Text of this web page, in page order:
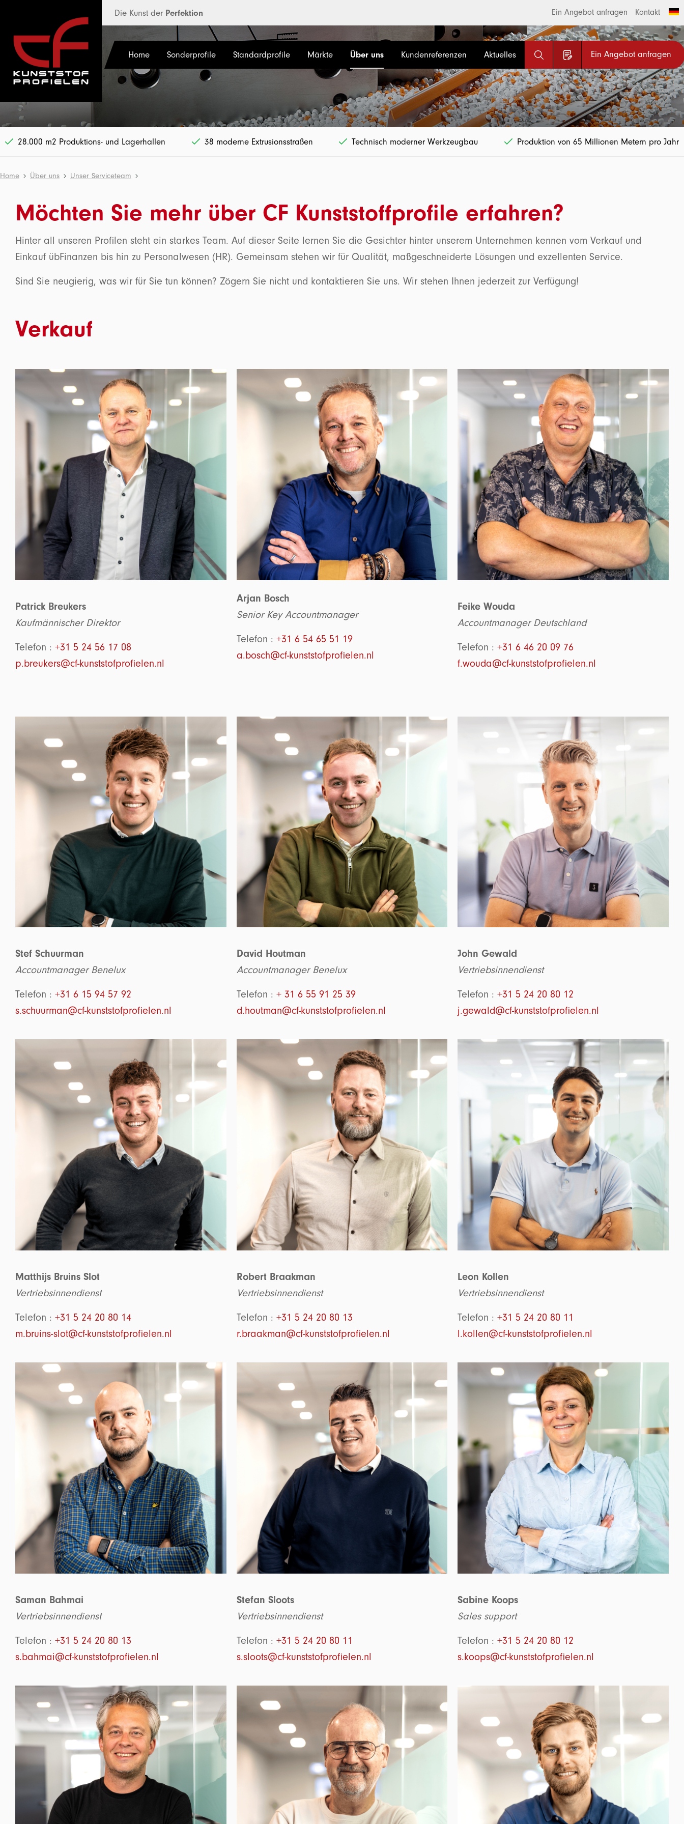
Die Kunst der Perfektion Ein Angebot anfragen Kontakt
Home Sonderprofile Standardprofile Märkte Über uns Kundenreferenzen Aktuelles Ein Angebot anfragen
28.000 m2 Produktions- und Lagerhallen 38 moderne Extrusionsstraßen Technisch moderner Werkzeugbau Produktion von 65 Millionen Metern pro Jahr
Home Über uns Unser Serviceteam
Möchten Sie mehr über CF Kunststoffprofile erfahren?
Hinter all unseren Profilen steht ein starkes Team. Auf dieser Seite lernen Sie die Gesichter hinter unserem Unternehmen kennen vom Verkauf und
Einkauf übFinanzen bis hin zu Personalwesen (HR). Gemeinsam stehen wir für Qualität, maßgeschneiderte Lösungen und exzellenten Service.
Sind Sie neugierig, was wir für Sie tun können? Zögern Sie nicht und kontaktieren Sie uns. Wir stehen Ihnen jederzeit zur Verfügung!
Verkauf
Patrick Breukers
Kaufmännischer Direktor
Telefon : +31 5 24 56 17 08
p.breukers@cf-kunststofprofielen.nl
Arjan Bosch
Senior Key Accountmanager
Telefon : +31 6 54 65 51 19
a.bosch@cf-kunststofprofielen.nl
Feike Wouda
Accountmanager Deutschland
Telefon :+31 6 46 20 09 76
f.wouda@cf-kunststofprofielen.nl
Stef Schuurman
Accountmanager Benelux
Telefon : +31 6 15 94 57 92
s.schuurman@cf-kunststofprofielen.nl
David Houtman
Accountmanager Benelux
Telefon : + 31 6 55 91 25 39
d.houtman@cf-kunststofprofielen.nl
John Gewald
Vertriebsinnendienst
Telefon :+31 5 24 20 80 12
j.gewald@cf-kunststofprofielen.nl
Matthijs Bruins Slot
Vertriebsinnendienst
Telefon : +31 5 24 20 80 14
m.bruins-slot@cf-kunststofprofielen.nl
Robert Braakman
Vertriebsinnendienst
Telefon : +31 5 24 20 80 13
r.braakman@cf-kunststofprofielen.nl
Leon Kollen
Vertriebsinnendienst
Telefon :+31 5 24 20 80 11
l.kollen@cf-kunststofprofielen.nl
Saman Bahmai
Vertriebsinnendienst
Telefon : +31 5 24 20 80 13
s.bahmai@cf-kunststofprofielen.nl
Stefan Sloots
Vertriebsinnendienst
Telefon : +31 5 24 20 80 11
s.sloots@cf-kunststofprofielen.nl
Sabine Koops
Sales support
Telefon :+31 5 24 20 80 12
s.koops@cf-kunststofprofielen.nl